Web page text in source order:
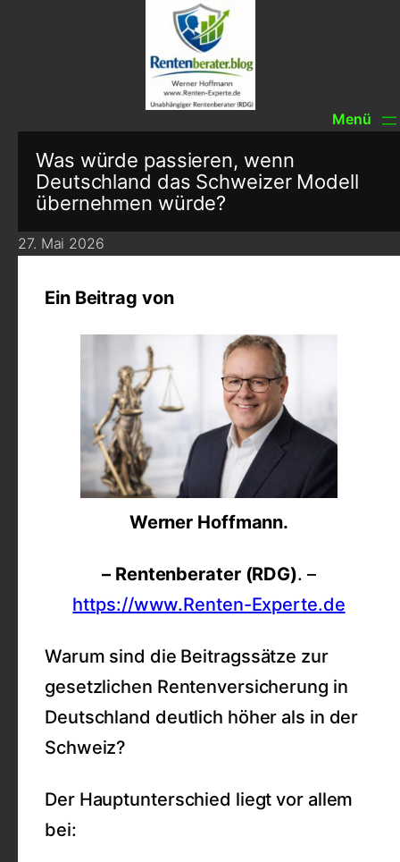
Was würde passieren, wenn
Deutschland das Schweizer Modell
übernehmen würde?
27. Mai 2026
Ein Beitrag von
Werner Hoffmann.
– Rentenberater (RDG). –
https://www.Renten-Experte.de
Warum sind die Beitragssätze zur
gesetzlichen Rentenversicherung in
Deutschland deutlich höher als in der
Schweiz?
Der Hauptunterschied liegt vor allem
bei: